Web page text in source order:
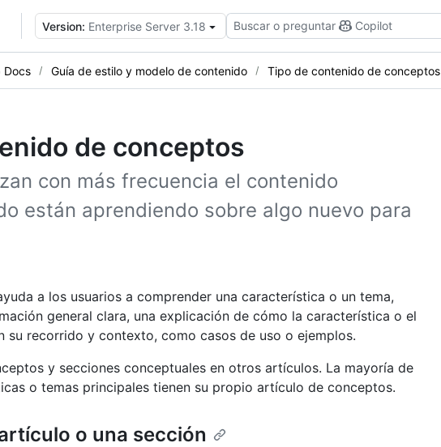
Version: Enterprise Server 3.18 Buscar o preguntar Copilot
Docs Guía de estilo y modelo de contenido Tipo de contenido de conceptos
de conceptos
con más frecuencia el contenido
están aprendiendo sobre algo nuevo para
a los usuarios a comprender una característica o un tema,
general clara, una explicación de cómo la característica o el
su recorrido y contexto, como casos de uso o ejemplos.
y secciones conceptuales en otros artículos. La mayoría de
o temas principales tienen su propio artículo de conceptos.
o una sección